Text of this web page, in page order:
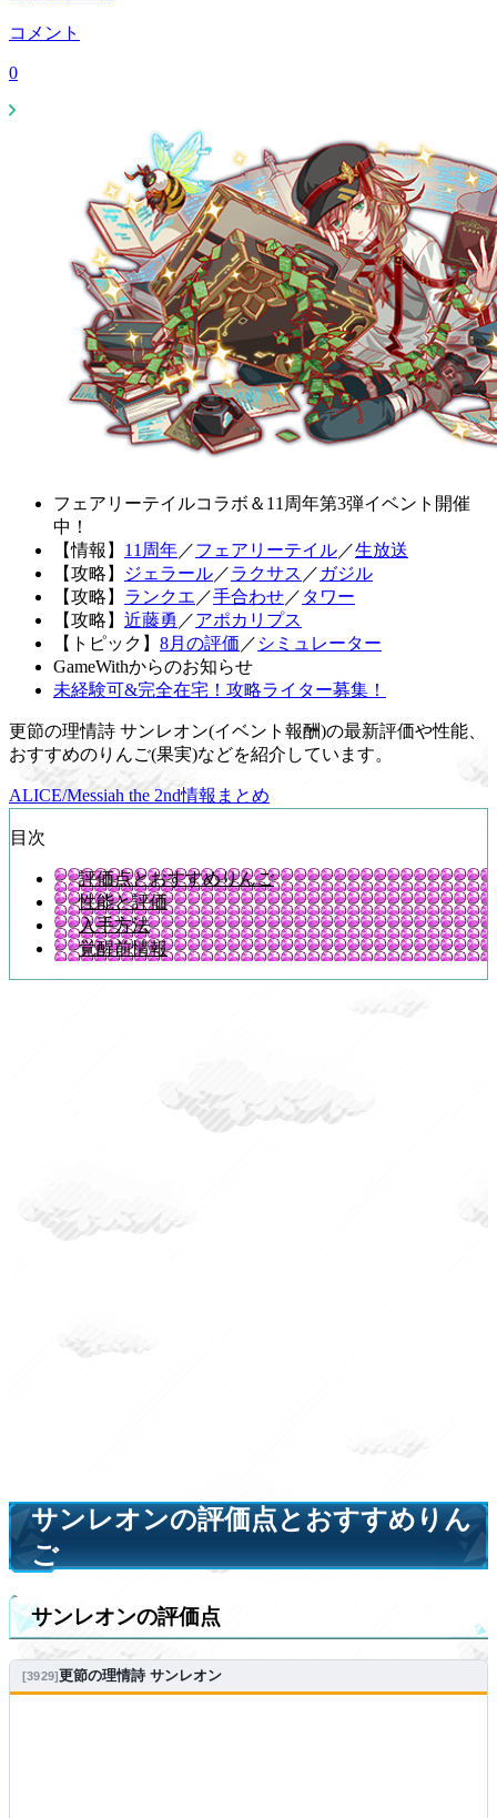
コメント
0
フェアリーテイルコラボ＆11周年第3弾イベント開催
中！
【情報】 11周年／フェアリーテイル／生放送
【攻略】
ジェラール／ラクサス ／ ガジル
【攻略】 ランクエ ／手合わせ／ タワー
【攻略】 近藤勇 ／アポカリプス
【トピック】 8月の評価 ／ シミュレーター
GameWithからのお知らせ
未経験可&完全在宅！攻略ライター募集！
更節の理情詩 サンレオン(イベント報酬)の最新評価や性能、
おすすめのりんご(果実)などを紹介しています。
ALICE/Messiah the 2nd情報まとめ
目次
評価点とおすすめりんご
性能と評価
入手方法
覚醒前情報
サンレオンの評価点とおすすめりん
ご
サンレオンの評価点
3929 更節の理情詩 サンレオン